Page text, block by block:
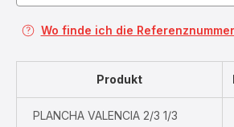
Wo finde ich die
Produkt
PLANCHA VALENCIA 2/3 1/3